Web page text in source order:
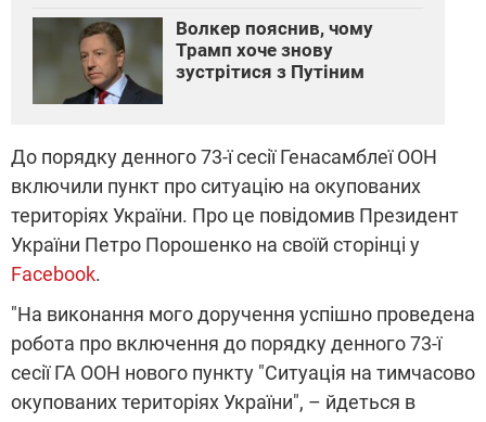
Волкер пояснив, чому
Трамп хоче знову
зустрітися з Путіним
До порядку денного 73-ї сесії Генасамблеї ООН
включили пункт про ситуацію на окупованих
територіях України. Про це повідомив Президент
України Петро Порошенко на своїй сторінці у
Facebook.
"На виконання мого доручення успішно проведена
робота про включення до порядку денного 73-ї
сесії ГА ООН нового пункту "Ситуація на тимчасово
окупованих територіях України", – йдеться в